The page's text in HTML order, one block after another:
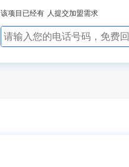
10分钟前
2分钟前
3分钟前
该项目已经有 人提交加盟需求